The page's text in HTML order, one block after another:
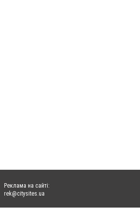
Реклама на сайті:
rek@citysites.ua